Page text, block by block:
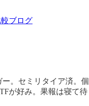
ブログ
ー。セミリタイア済。個
が好み。果報は寝て待